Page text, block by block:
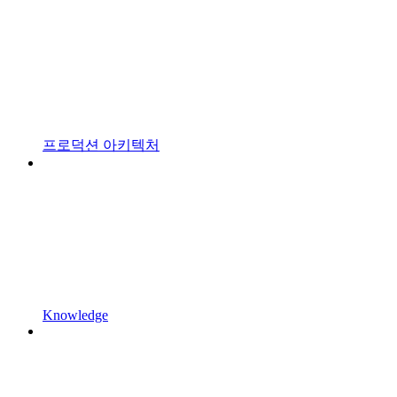
프로덕션 아키텍처
Knowledge